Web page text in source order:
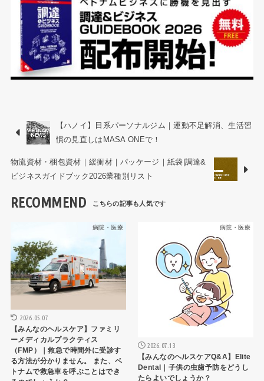
【ハノイ】日系パーソナルジム｜運動不足解消、生活習
慣の見直しはMASA ONEで！
物流資材・梱包資材｜緩衝材｜パッケージ｜紙袋|調達&
ビジネスガイドブック2026業種別リスト
RECOMMEND
病院・医療
2026.05.07
【みんなのヘルスケア】ファミリ
ーメディカルプラクティス
（FMP）｜救急で時間外に受診す
る方法が分かりません。 また、ベ
トナムで救急車を呼ぶことはでき
病院・医療
2026.07.13
【みんなのヘルスケアQ&A】Elite
Dental｜子供の虫歯予防をどうし
たらよいでしょうか？